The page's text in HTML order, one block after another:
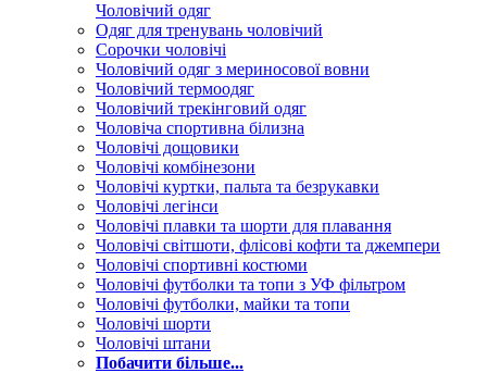
Чоловічий одяг
Одяг для тренувань чоловічий
Сорочки чоловічі
Чоловічий одяг з мериносової вовни
Чоловічий термоодяг
Чоловічий трекінговий одяг
Чоловіча спортивна білизна
Чоловічі дощовики
Чоловічі комбінезони
Чоловічі куртки, пальта та безрукавки
Чоловічі легінси
Чоловічі плавки та шорти для плавання
Чоловічі світшоти, флісові кофти та джемпери
Чоловічі спортивні костюми
Чоловічі футболки та топи з УФ фільтром
Чоловічі футболки, майки та топи
Чоловічі шорти
Чоловічі штани
Побачити більше...